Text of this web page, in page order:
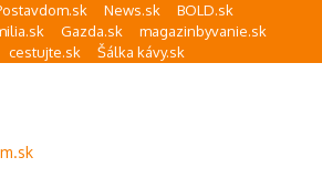
News.sk
BOLD.sk
Gazda.sk
magazinbyvanie.sk
cestujte.sk Šálka kávy.sk